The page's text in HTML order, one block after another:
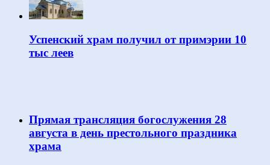
Успенский храм получил от примэрии 10
тыс леев
Прямая трансляция богослужения 28
августа в день престольного праздника
храма